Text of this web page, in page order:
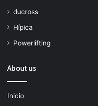
ducross
Hípica
Powerlifting
About us
Inicio